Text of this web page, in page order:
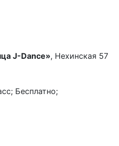
J-Dance», Нехинская 57
Бесплатно;